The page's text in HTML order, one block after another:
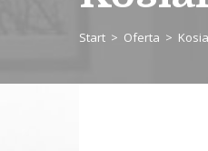
Start > Oferta >